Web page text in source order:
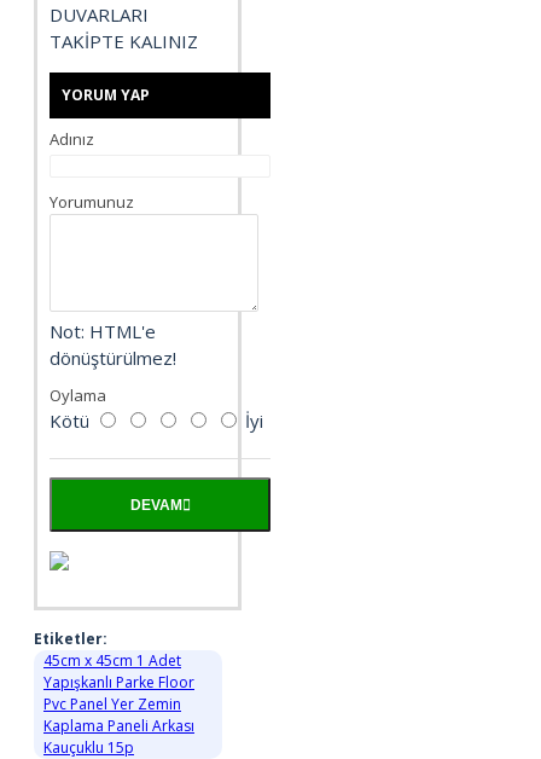
DUVARLARI
TAKİPTE KALINIZ
YORUM YAP
Adınız
Yorumunuz
Not: HTML'e
dönüştürülmez!
Oylama
Kötü İyi
DEVAM
Etiketler:
45cm x 45cm 1 Adet
Yapışkanlı Parke Floor
Pvc Panel Yer Zemin
Kaplama Paneli Arkası
Kauçuklu 15p